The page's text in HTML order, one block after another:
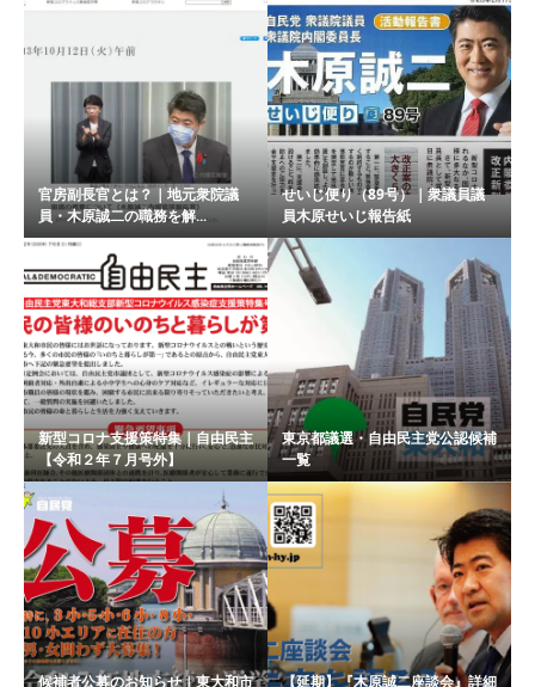
官房副長官とは？｜地元衆院議
員・木原誠二の職務を解...
せいじ便り（89号）｜衆議員議
員木原せいじ報告紙
新型コロナ支援策特集｜自由民主
【令和２年７月号外】
東京都議選・自由民主党公認候補
一覧
候補者公募のお知らせ｜東大和市
【延期】『木原誠二座談会』詳細